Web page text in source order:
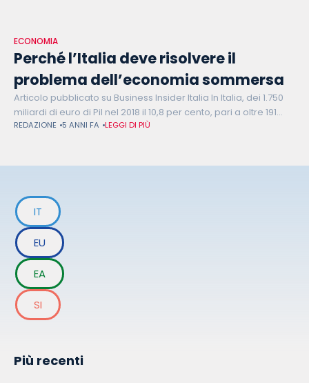
ECONOMIA
Perché l’Italia deve risolvere il
problema dell’economia sommersa
Articolo pubblicato su Business Insider Italia In Italia, dei 1.750
miliardi di euro di Pil nel 2018 il 10,8 per cento, pari a oltre 191
miliardi, è stato prodotto dall’economia
REDAZIONE 5 ANNI FA LEGGI DI PIÙ
IT
EU
EA
SI
Più recenti